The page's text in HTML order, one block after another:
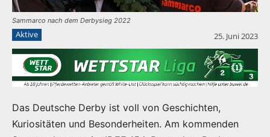
Sammarco nach dem Derbysieg 2022
Aktive 25. Juni 2023
Das Deutsche Derby ist voll von Geschichten,
Kuriositäten und Besonderheiten. Am kommenden